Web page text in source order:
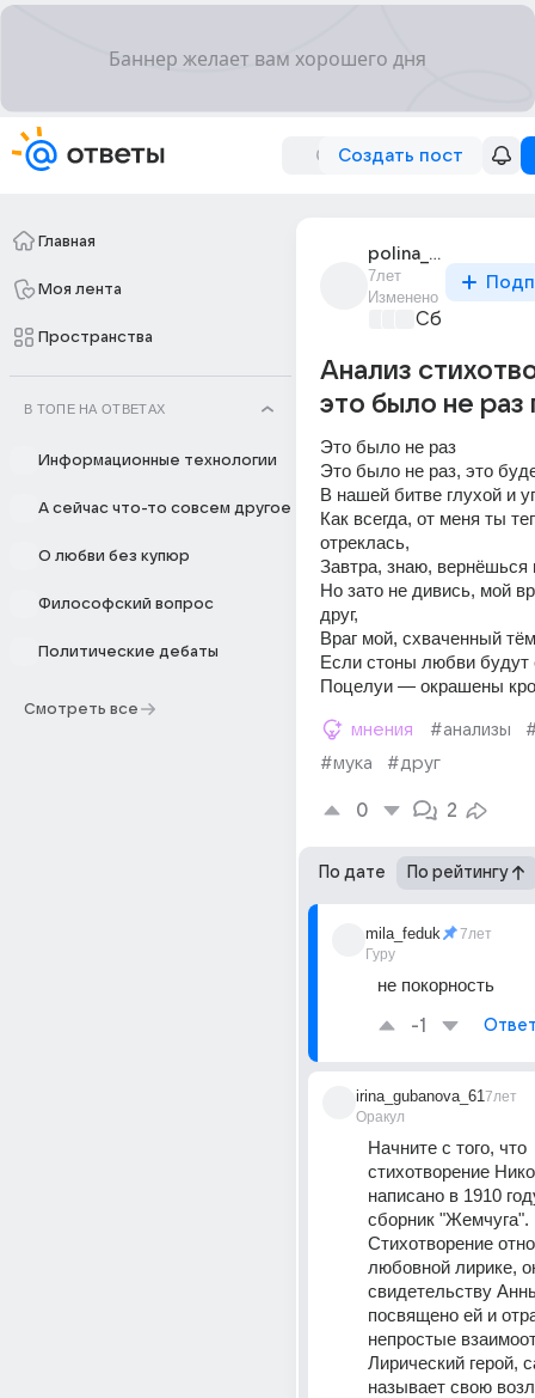
Создать пост
Главная
Моя лента
Пространства
В ТОПЕ НА ОТВЕТАХ
Информационные технологии
А сейчас что-то совсем другое
О любви без купюр
Философский вопрос
Политические дебаты
Смотреть все
polina_12077
7лет
Изменено
Сборная
Анализ
это было не раз
Это было не раз
Это было не раз, это
В нашей битве глухой и
Как всегда, от меня ты
отреклась,
Завтра, знаю, вернёшься
Но зато не дивись, мой
друг,
Враг мой, схваченный
Если стоны любви будут
Поцелуи — окрашены
мнения #анализы
#мука
#друг
0 2
По дате По рейтингу
mila_feduk
Гуру
7лет
не покорность
-1
irina_gubanova_61
Оракул
7лет
Начните с того, что
стихотворение
написано в 1910
сборник "Жемчуга".
Стихотворение
любовной лирике,
свидетельству
посвящено ей и
непростые
Лирический герой,
называет свою